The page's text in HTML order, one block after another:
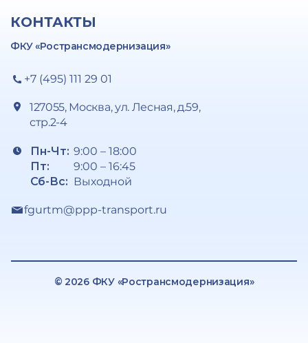
КОНТАКТЫ
ФКУ «Ространсмодернизация»
+7 (495) 111 29 01
127055, Москва, ул. Лесная, д.59,
стр.2-4
Пн-Чт:
Пт:
Сб-Вс:
9:00 – 18:00
9:00 – 16:45
Выходной
fgurtm@ppp-transport.ru
© 2026 ФКУ «Ространсмодернизация»